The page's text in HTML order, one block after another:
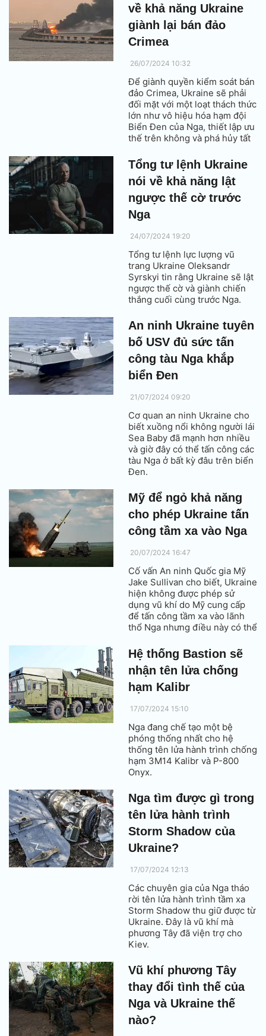
về khả năng Ukraine
giành lại bán đảo
Crimea
26/07/2024 10:32
Để giành quyền kiểm soát bán
đảo Crimea, Ukraine sẽ phải
đối mặt với một loạt thách thức
lớn như vô hiệu hóa hạm đội
Biển Đen của Nga, thiết lập ưu
thế trên không và phá hủy tất
bên trong hoặc gần Crimea.
Tổng tư lệnh Ukraine
nói về khả năng lật
ngược thế cờ trước
Nga
24/07/2024 19:20
Tổng tư lệnh lực lượng vũ
trang Ukraine Oleksandr
Syrskyi tin rằng Ukraine sẽ lật
ngược thế cờ và giành chiến
thắng cuối cùng trước Nga.
An ninh Ukraine tuyên
bố USV đủ sức tấn
công tàu Nga khắp
biển Đen
21/07/2024 09:20
Cơ quan an ninh Ukraine cho
biết xuồng nổi không người lái
Sea Baby đã mạnh hơn nhiều
và giờ đây có thể tấn công các
tàu Nga ở bất kỳ đâu trên biển
Đen.
Mỹ để ngỏ khả năng
cho phép Ukraine tấn
công tầm xa vào Nga
20/07/2024 16:47
Cố vấn An ninh Quốc gia Mỹ
Jake Sullivan cho biết, Ukraine
hiện không được phép sử
dụng vũ khí do Mỹ cung cấp
để tấn công tầm xa vào lãnh
thổ Nga nhưng điều này có thể
Hệ thống Bastion sẽ
nhận tên lửa chống
hạm Kalibr
17/07/2024 15:10
Nga đang chế tạo một bệ
phóng thống nhất cho hệ
thống tên lửa hành trình chống
hạm 3M14 Kalibr và P-800
Onyx.
Nga tìm được gì trong
tên lửa hành trình
Storm Shadow của
Ukraine?
17/07/2024 12:13
Các chuyên gia của Nga tháo
rời tên lửa hành trình tầm xa
Storm Shadow thu giữ được từ
Ukraine. Đây là vũ khí mà
phương Tây đã viện trợ cho
Kiev.
Vũ khí phương Tây
thay đổi tình thế của
Nga và Ukraine thế
nào?